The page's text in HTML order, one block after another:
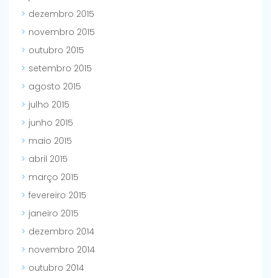
dezembro 2015
novembro 2015
outubro 2015
setembro 2015
agosto 2015
julho 2015
junho 2015
maio 2015
abril 2015
março 2015
fevereiro 2015
janeiro 2015
dezembro 2014
novembro 2014
outubro 2014